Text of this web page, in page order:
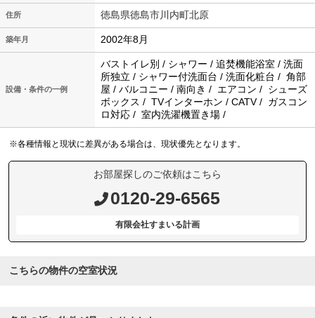
住所 徳島県徳島市川内町北原
築年月 2002年8月
設備・条件の一例
バストイレ別 / シャワー / 追焚機能浴室 / 洗面
所独立 / シャワー付洗面台 / 洗面化粧台 / 角部
屋 / バルコニー / 南向き / エアコン / シューズ
ボックス / TVインターホン / CATV / ガスコン
ロ対応 / 室内洗濯機置き場 /
※各種情報と現状に差異がある場合は、現状優先となります。
お部屋探しのご依頼はこちら
0120-29-6565
有限会社すまいる計画
こちらの物件の空室状況